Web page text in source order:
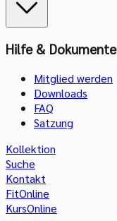
Hilfe & Dokumente
Mitglied werden
Downloads
FAQ
Satzung
Kollektion
Suche
Kontakt
FitOnline
KursOnline